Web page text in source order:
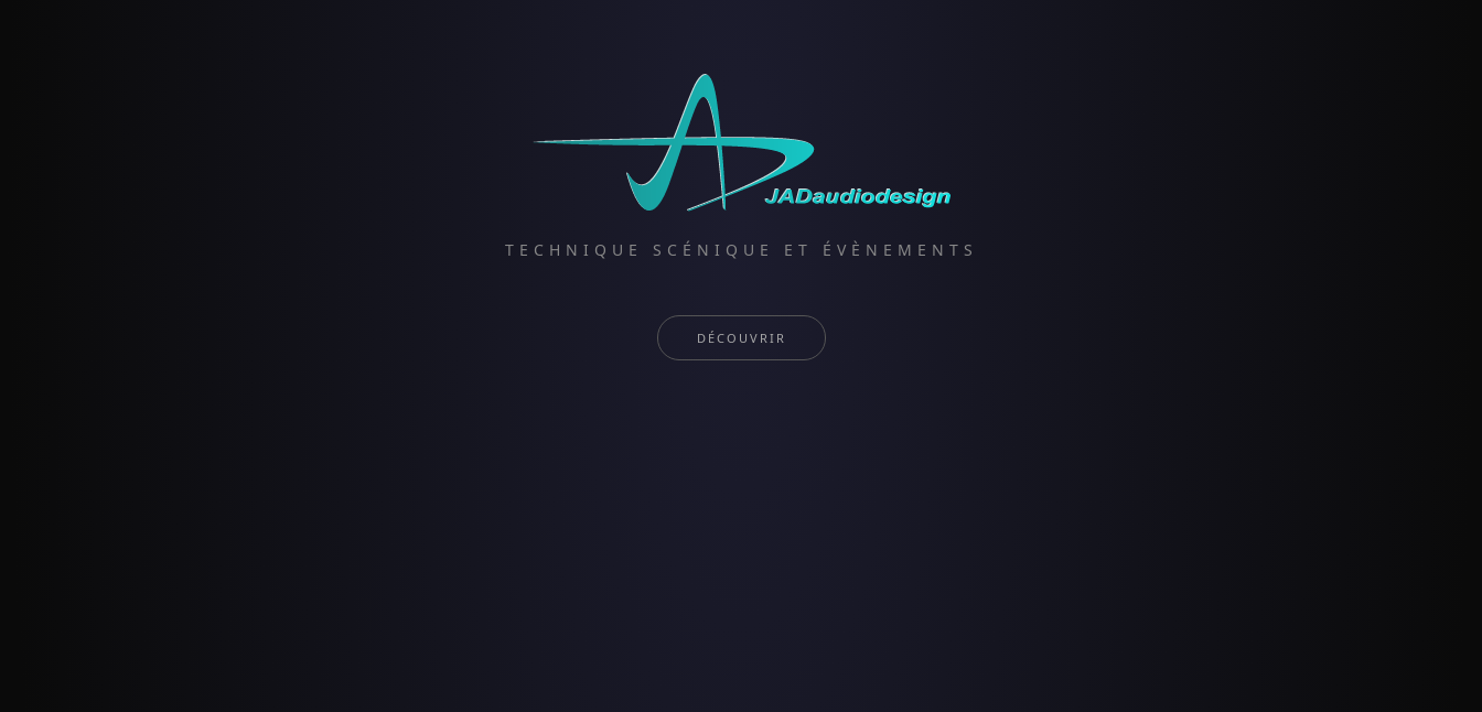
TECHNIQUE SCÉNIQUE ET ÉVÈNEMENTS
DÉCOUVRIR